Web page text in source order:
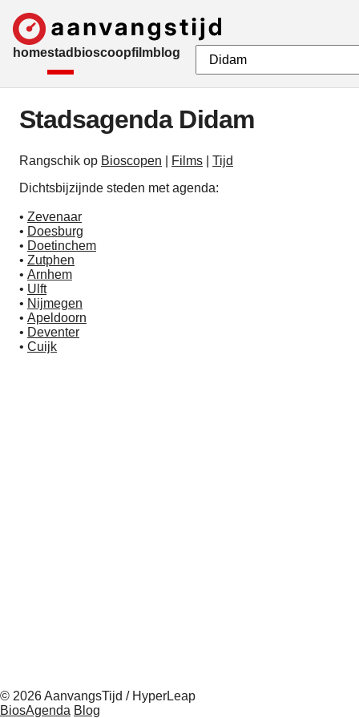
homestad bioscoopfilmblog
Stadsagenda Didam
Rangschik op Bioscopen Films
Tijd
Dichtsbijzijnde steden met agenda:
• Zevenaar
• Doesburg
• Doetinchem
• Zutphen
• Arnhem
• Ulft
• Nijmegen
• Apeldoorn
• Deventer
• Cuijk
© 2026 AanvangsTijd / HyperLeap
BiosAgenda Blog